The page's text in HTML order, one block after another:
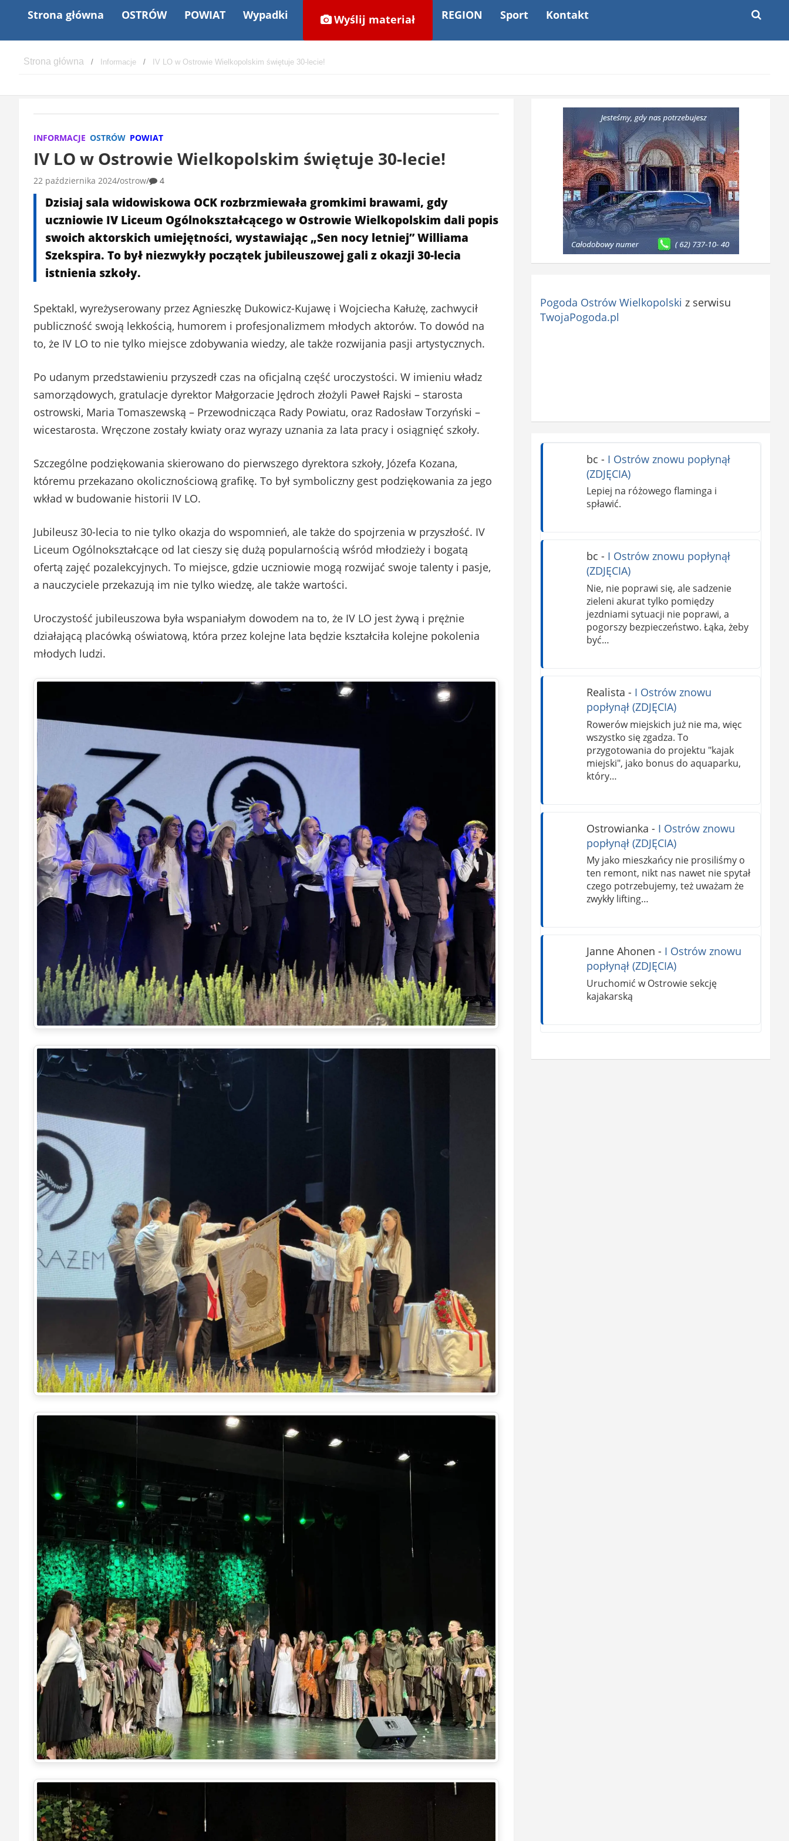
Strona główna OSTRÓW POWIAT Wypadki Wyślij materiał REGION Sport Kontakt
Informacje IV LO w Ostrowie Wielkopolskim świętuje 30-lecie!
INFORMACJE OSTRÓW POWIAT
IV LO w Ostrowie Wielkopolskim świętuje 30-lecie!
22 października 2024 ostrow 4
Dzisiaj sala widowiskowa OCK rozbrzmiewała gromkimi brawami, gdy
uczniowie IV Liceum Ogólnokształcącego w Ostrowie Wielkopolskim dali popis
swoich aktorskich umiejętności, wystawiając „Sen nocy letniej” Williama
Szekspira. To był niezwykły początek jubileuszowej gali z okazji 30-lecia
istnienia szkoły.
Spektakl, wyreżyserowany przez Agnieszkę Dukowicz-Kujawę i Wojciecha Kałużę, zachwycił
publiczność swoją lekkością, humorem i profesjonalizmem młodych aktorów. To dowód na
to, że IV LO to nie tylko miejsce zdobywania wiedzy, ale także rozwijania pasji artystycznych.
Po udanym przedstawieniu przyszedł czas na oficjalną część uroczystości. W imieniu władz
samorządowych, gratulacje dyrektor Małgorzacie Jędroch złożyli Paweł Rajski – starosta
ostrowski, Maria Tomaszewską – Przewodnicząca Rady Powiatu, oraz Radosław Torzyński –
wicestarosta. Wręczone zostały kwiaty oraz wyrazy uznania za lata pracy i osiągnięć szkoły.
Szczególne podziękowania skierowano do pierwszego dyrektora szkoły, Józefa Kozana,
któremu przekazano okolicznościową grafikę. To był symboliczny gest podziękowania za jego
wkład w budowanie historii IV LO.
Jubileusz 30-lecia to nie tylko okazja do wspomnień, ale także do spojrzenia w przyszłość. IV
Liceum Ogólnokształcące od lat cieszy się dużą popularnością wśród młodzieży i bogatą
ofertą zajęć pozalekcyjnych. To miejsce, gdzie uczniowie mogą rozwijać swoje talenty i pasje,
a nauczyciele przekazują im nie tylko wiedzę, ale także wartości.
Uroczystość jubileuszowa była wspaniałym dowodem na to, że IV LO jest żywą i prężnie
działającą placówką oświatową, która przez kolejne lata będzie kształciła kolejne pokolenia
młodych ludzi.
Pogoda Ostrów Wielkopolski z serwisu
TwojaPogoda.pl
bc - I Ostrów znowu popłynął
(ZDJĘCIA)
Lepiej na różowego flaminga i
spławić.
bc - I Ostrów znowu popłynął
(ZDJĘCIA)
Nie, nie poprawi się, ale sadzenie
zieleni akurat tylko pomiędzy
jezdniami sytuacji nie poprawi, a
pogorszy bezpieczeństwo. Łąka, żeby
być…
Realista - I Ostrów znowu
popłynął (ZDJĘCIA)
Rowerów miejskich już nie ma, więc
wszystko się zgadza. To
przygotowania do projektu "kajak
miejski", jako bonus do aquaparku,
który…
Ostrowianka - I Ostrów znowu
popłynął (ZDJĘCIA)
My jako mieszkańcy nie prosiliśmy o
ten remont, nikt nas nawet nie spytał
czego potrzebujemy, też uważam że
zwykły lifting…
Janne Ahonen - I Ostrów znowu
popłynął (ZDJĘCIA)
Uruchomić w Ostrowie sekcję
kajakarską